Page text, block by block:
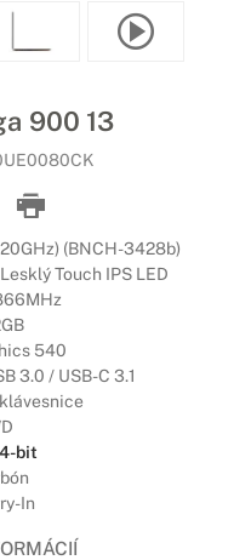
900 13
(BNCH-3428b)
Touch IPS LED
540
3.0 / USB-C 3.1
bit
In